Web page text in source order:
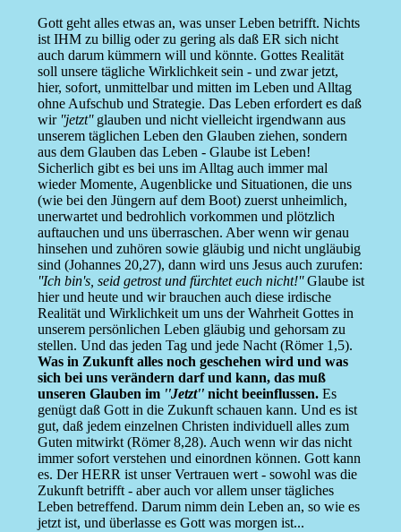
Gott geht alles etwas an, was unser Leben betrifft. Nichts
ist IHM zu billig oder zu gering als daß ER sich nicht
auch darum kümmern will und könnte. Gottes Realität
soll unsere tägliche Wirklichkeit sein - und zwar jetzt,
hier, sofort, unmittelbar und mitten im Leben und Alltag
ohne Aufschub und Strategie. Das Leben erfordert es daß
wir ''jetzt''glauben und nicht vielleicht irgendwann aus
unserem täglichen Leben den Glauben ziehen, sondern
aus dem Glauben das Leben - Glaube ist Leben!
Sicherlich gibt es bei uns im Alltag auch immer mal
wieder Momente, Augenblicke und Situationen, die uns
(wie bei den Jüngern auf dem Boot) zuerst unheimlich,
unerwartet und bedrohlich vorkommen und plötzlich
auftauchen und uns überraschen. Aber wenn wir genau
hinsehen und zuhören sowie gläubig und nicht ungläubig
sind (Johannes 20,27), dann wird uns Jesus auch zurufen:
''Ich bin's, seid getrost und fürchtet euch nicht!''Glaube ist
hier und heute und wir brauchen auch diese irdische
Realität und Wirklichkeit um uns der Wahrheit Gottes in
unserem persönlichen Leben gläubig und gehorsam zu
stellen. Und das jeden Tag und jede Nacht (Römer 1,5).
Was in Zukunft alles noch geschehen wird und was
sich bei uns verändern darf und kann, das muß
unseren Glauben im ''Jetzt''nicht beeinflussen.Es
genügt daß Gott in die Zukunft schauen kann. Und es ist
gut, daß jedem einzelnen Christen individuell alles zum
Guten mitwirkt (Römer 8,28). Auch wenn wir das nicht
immer sofort verstehen und einordnen können. Gott kann
es. Der HERR ist unser Vertrauen wert - sowohl was die
Zukunft betrifft - aber auch vor allem unser tägliches
Leben betreffend. Darum nimm dein Leben an, so wie es
jetzt ist, und überlasse es Gott was morgen ist...